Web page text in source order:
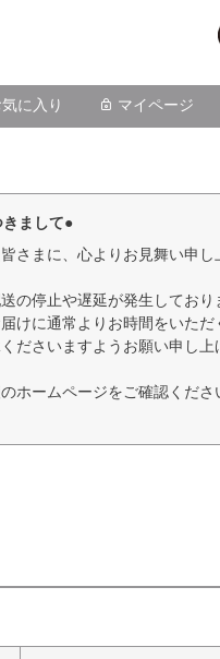
に入り マイページ
まして●
さまに、心よりお見舞い申し
の停止や遅延が発生しており
けに通常よりお時間をいただ
ださいますようお願い申し上
ホームページをご確認くださ